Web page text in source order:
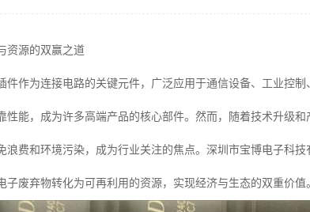
资源的双赢之道
件作为连接电路的关键元件，广泛应用于通信设备、工业控
性能，成为许多高端产品的核心部件。然而，随着技术升级
浪费和环境污染，成为行业关注的焦点。深圳市宝博电子科
子废弃物转化为可再利用的资源，实现经济与生态的双重价值